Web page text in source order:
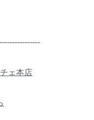
ェ本店